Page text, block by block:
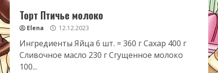
Торт Птичье молоко
Elena 12.12.2023
Ингредиенты Яйца 6 шт. = 360 г Сахар 400 г
Сливочное масло 230 г Сгущенное молоко
100...